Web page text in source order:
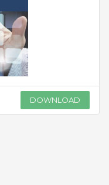
DOWNLOAD